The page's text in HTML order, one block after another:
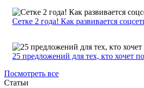
Сетке 2 года! Как развивается
25 предложений для тех, кто хочет
Посмотреть все
Статьи